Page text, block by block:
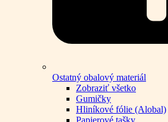
Ostatný obalový materiál
Zobraziť všetko
Gumičky
Hliníkové fólie (Alobal)
Papierové tašky